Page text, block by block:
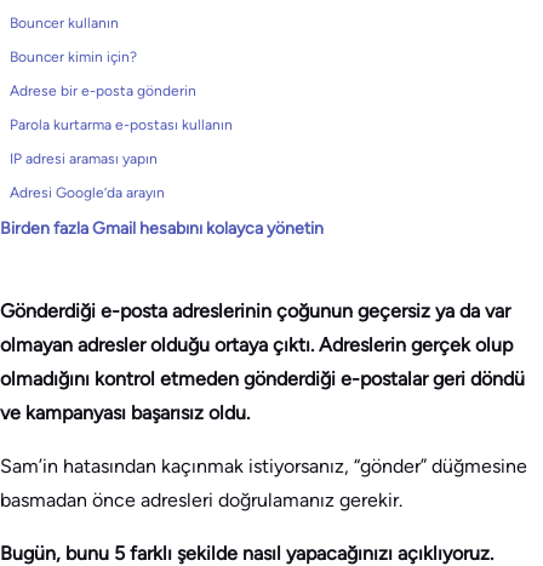
Bouncer kullanın
Bouncer kimin için?
Adrese bir e-posta gönderin
Parola kurtarma e-postası kullanın
IP adresi araması yapın
Adresi Google’da arayın
Birden fazla Gmail hesabını kolayca yönetin
Gönderdiği e-posta adreslerinin çoğunun geçersiz ya da var
olmayan adresler olduğu ortaya çıktı. Adreslerin gerçek olup
olmadığını kontrol etmeden gönderdiği e-postalar geri döndü
ve kampanyası başarısız oldu.
Sam’in hatasından kaçınmak istiyorsanız, “gönder” düğmesine
basmadan önce adresleri doğrulamanız gerekir.
Bugün, bunu 5 farklı şekilde nasıl yapacağınızı açıklıyoruz.